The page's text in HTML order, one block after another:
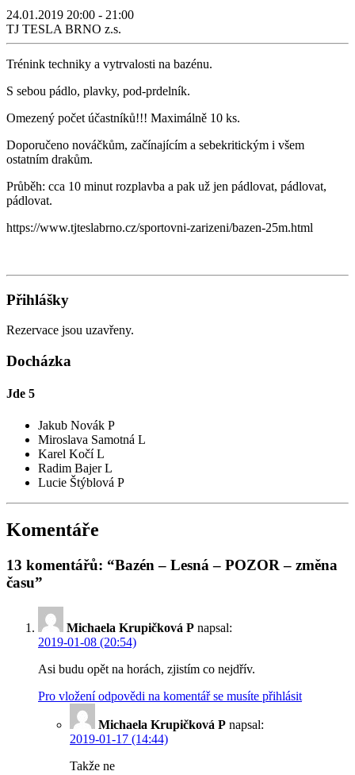
24.01.2019 20:00 - 21:00
TJ TESLA BRNO z.s.
Trénink techniky a vytrvalosti na bazénu.
S sebou pádlo, plavky, pod-prdelník.
Omezený počet účastníků!!! Maximálně 10 ks.
Doporučeno nováčkům, začínajícím a sebekritickým i všem
ostatním drakům.
Průběh: cca 10 minut rozplavba a pak už jen pádlovat, pádlovat,
pádlovat.
https://www.tjteslabrno.cz/sportovni-zarizeni/bazen-25m.html
Přihlášky
Rezervace jsou uzavřeny.
Docházka
Jde 5
Jakub Novák P
Miroslava Samotná L
Karel Kočí L
Radim Bajer L
Lucie Štýblová P
Komentáře
13 komentářů: “Bazén – Lesná – POZOR – změna
času”
Michaela Krupičková P napsal:
2019-01-08 (20:54)
Asi budu opět na horách, zjistím co nejdřív.
Pro vložení odpovědi na komentář se musíte přihlásit
Michaela Krupičková P napsal:
2019-01-17 (14:44)
Takže ne